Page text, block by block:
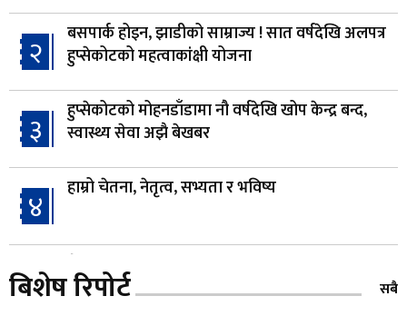
२
बसपार्क होइन, झाडीको साम्राज्य ! सात वर्षदेखि अलपत्र
हुप्सेकोटको महत्वाकांक्षी योजना
३
हुप्सेकोटको मोहनडाँडामा नौ वर्षदेखि खोप केन्द्र बन्द,
स्वास्थ्य सेवा अझै बेखबर
४ हाम्रो चेतना, नेतृत्व, सभ्यता र भविष्य
५
गैँडाको आतंकः बगुवनमा किसानको धानबाली नष्ट,
क्षतिपूर्तिको माग
बिशेष रिपोर्ट सबै